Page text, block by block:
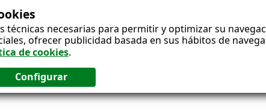
técnicas necesarias para permitir y optimizar su
ofrecer publicidad basada en sus hábitos de
de cookies.